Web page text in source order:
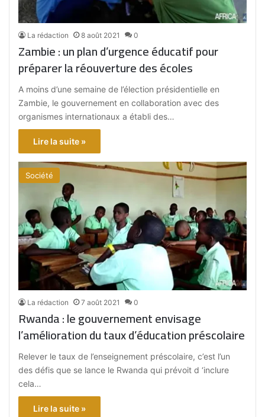
La rédaction 8 août 2021 0
Zambie : un plan d’urgence éducatif pour
préparer la réouverture des écoles
A moins d’une semaine de l’élection présidentielle en
Zambie, le gouvernement en collaboration avec des
organismes internationaux a établi des…
Lire la suite »
Société
La rédaction 7 août 2021 0
Rwanda : le gouvernement envisage
l’amélioration du taux d’éducation préscolaire
Relever le taux de l’enseignement préscolaire, c’est l’un
des défis que se lance le Rwanda qui prévoit d ‘inclure
cela…
Lire la suite »